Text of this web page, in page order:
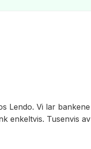
Lendo. Vi lar bankene
enkeltvis. Tusenvis av